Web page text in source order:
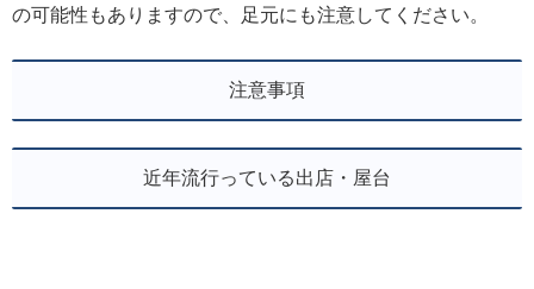
の可能性もありますので、足元にも注意してください。
注意事項
近年流行っている出店・屋台